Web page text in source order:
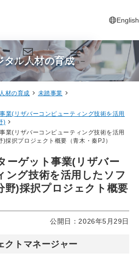
English
新しいタ
お問い合わせ メニュー
タル人材の育成
材の育成
未踏事業
業(リザバーコンピューティング技術を活用
)
業(リザバーコンピューティング技術を活用
採択プロジェクト概要（青木・秦PJ）
ーゲット事業(リザバー
ング技術を活用したソフ
野)採択プロジェクト概要
公開日：2026年5月29日
クトマネージャー